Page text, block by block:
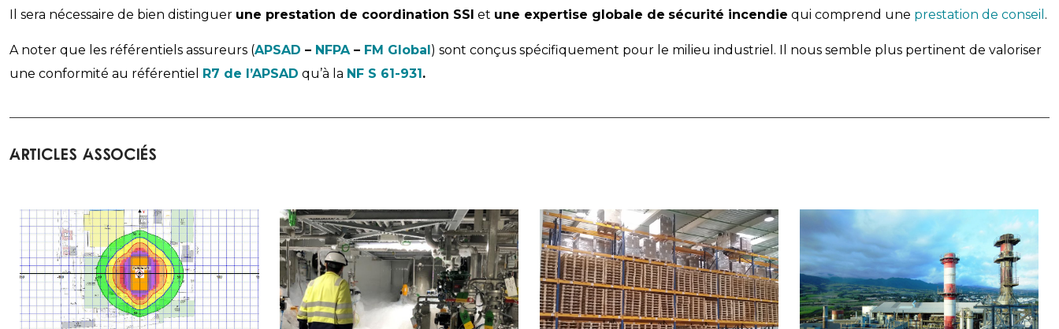
Il sera nécessaire de bien distinguer une prestation de coordination SSI et une expertise globale de sécurité incendie qui comprend une prestation de conseil .
A noter que les référentiels assureurs (APSAD – NFPA– FM Global ) sont conçus spécifiquement pour le milieu industriel. Il nous semble plus pertinent de valoriser
une conformité au référentiel
R7 de l’APSAD qu’à la NF S 61-931 .
Articles associés